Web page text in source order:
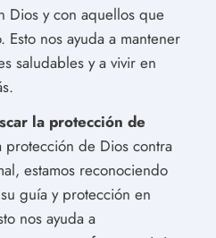
Dios y con aquellos que
Esto nos ayuda a mantener
saludables y a vivir en
la protección de
de Dios contra
estamos reconociendo
guía y protección en
nos ayuda a